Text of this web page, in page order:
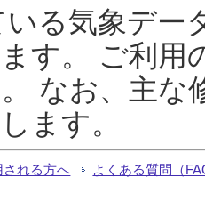
る気象デー
す。 ご利用
なお、主な
ます。
される方へ よくある質問（